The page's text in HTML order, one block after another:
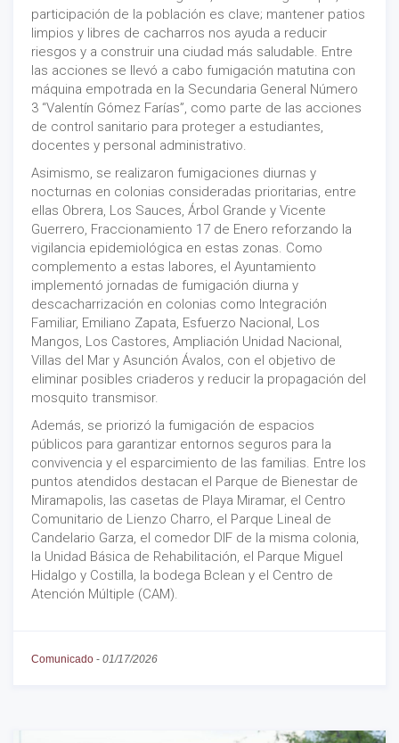
participación de la población es clave; mantener patios
limpios y libres de cacharros nos ayuda a reducir
riesgos y a construir una ciudad más saludable. Entre
las acciones se llevó a cabo fumigación matutina con
máquina empotrada en la Secundaria General Número
3 “Valentín Gómez Farías”, como parte de las acciones
de control sanitario para proteger a estudiantes,
docentes y personal administrativo.
Asimismo, se realizaron fumigaciones diurnas y
nocturnas en colonias consideradas prioritarias, entre
ellas Obrera, Los Sauces, Árbol Grande y Vicente
Guerrero, Fraccionamiento 17 de Enero reforzando la
vigilancia epidemiológica en estas zonas. Como
complemento a estas labores, el Ayuntamiento
implementó jornadas de fumigación diurna y
descacharrización en colonias como Integración
Familiar, Emiliano Zapata, Esfuerzo Nacional, Los
Mangos, Los Castores, Ampliación Unidad Nacional,
Villas del Mar y Asunción Ávalos, con el objetivo de
eliminar posibles criaderos y reducir la propagación del
mosquito transmisor.
Además, se priorizó la fumigación de espacios
públicos para garantizar entornos seguros para la
convivencia y el esparcimiento de las familias. Entre los
puntos atendidos destacan el Parque de Bienestar de
Miramapolis, las casetas de Playa Miramar, el Centro
Comunitario de Lienzo Charro, el Parque Lineal de
Candelario Garza, el comedor DIF de la misma colonia,
la Unidad Básica de Rehabilitación, el Parque Miguel
Hidalgo y Costilla, la bodega Bclean y el Centro de
Atención Múltiple (CAM).
Comunicado - 01/17/2026